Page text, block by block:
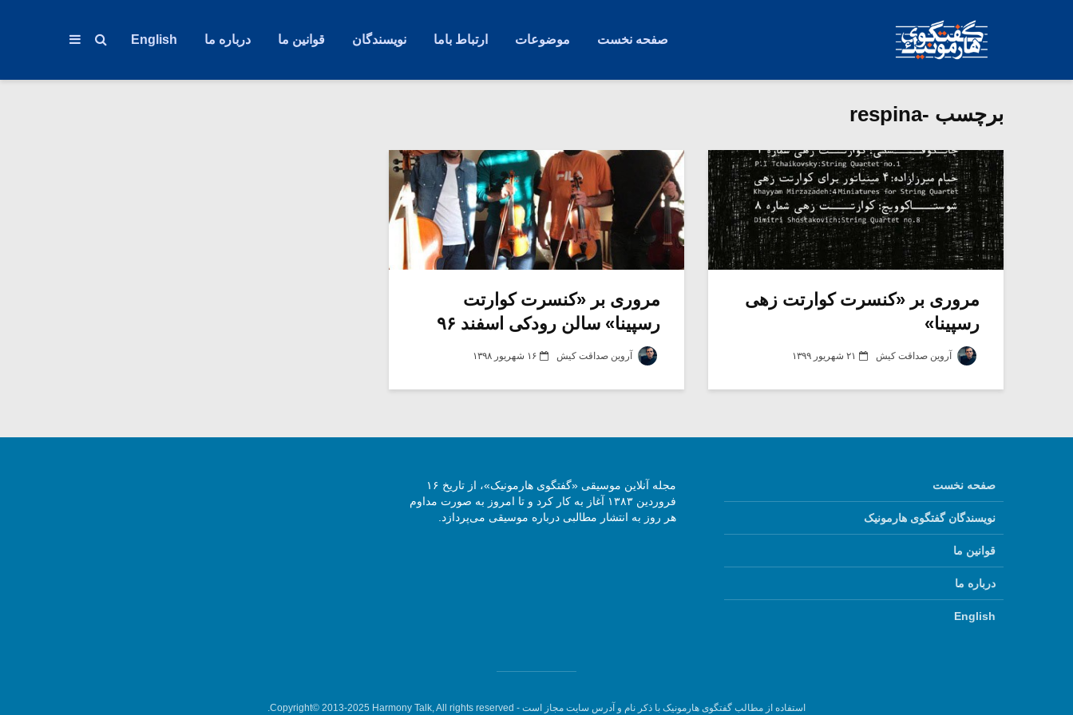
صفحه نخست موضوعات ارتباط باما نویسندگان قوانین ما درباره ما English
برچسب -respina
مروری بر «کنسرت کوارتت زهی
رسپینا»
آروین صداقت کیش ۲۱ شهریور ۱۳۹۹
مروری بر «کنسرت کوارتت
رسپینا» سالن رودکی اسفند ۹۶
آروین صداقت کیش ۱۶ شهریور ۱۳۹۸
صفحه نخست
نویسندگان گفتگوی هارمونیک
قوانین ما
درباره ما
English
مجله آنلاین موسیقی «گفتگوی هارمونیک»، از تاریخ ۱۶
فروردین ۱۳۸۳ آغاز به کار کرد و تا امروز به صورت مداوم
هر روز به انتشار مطالبی درباره موسیقی می‌پردازد.
استفاده از مطالب گفتگوی هارمونیک با ذکر نام و آدرس سایت مجاز است - Copyright© 2013-2025 Harmony Talk, All rights reserved.